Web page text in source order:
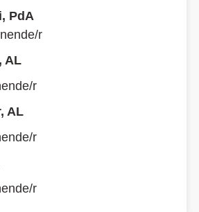
PdA
r
AL
r
AL
r
r